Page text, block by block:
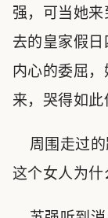
强，可当她
去的皇家假
内心的委屈
来，哭得如此
周围走过的
这个女人为什